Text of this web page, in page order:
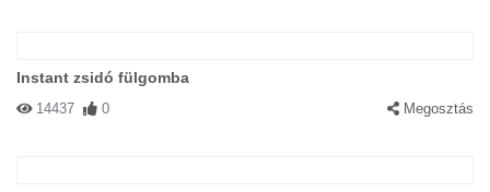
Instant zsidó fülgomba
14437 0 Megosztás